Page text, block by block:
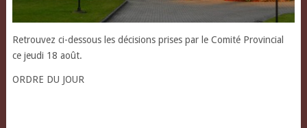
Retrouvez ci-dessous les décisions prises par le Comité Provincial
ce jeudi 18 août.
ORDRE DU JOUR